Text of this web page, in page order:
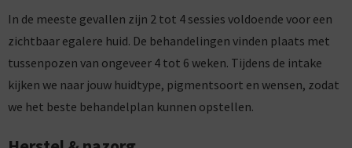
In de meeste gevallen zijn 2 tot 4 sessies voldoende voor een
zichtbaar egalere huid. De behandelingen vinden plaats met
tussenpozen van ongeveer 4 tot 6 weken. Tijdens de intake
kijken we naar jouw huidtype, pigmentsoort en wensen, zodat
we het beste behandelplan kunnen opstellen.